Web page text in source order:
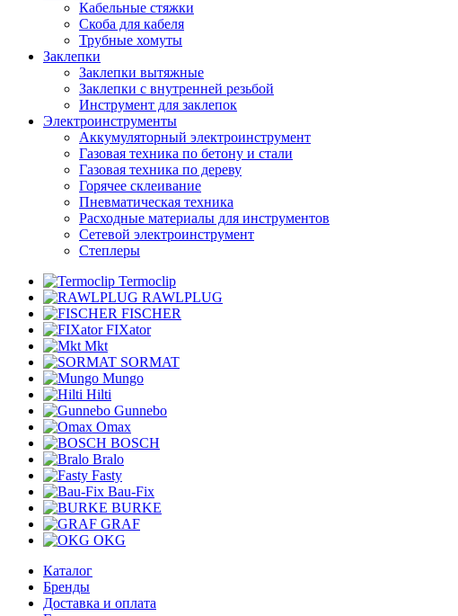
Кабельные стяжки
Скоба для кабеля
Трубные хомуты
Заклепки
Заклепки вытяжные
Заклепки с внутренней резьбой
Инструмент для заклепок
Электроинструменты
Аккумуляторный электроинструмент
Газовая техника по бетону и стали
Газовая техника по дереву
Горячее склеивание
Пневматическая техника
Расходные материалы для инструментов
Сетевой электроинструмент
Степлеры
Termoclip
RAWLPLUG
FISCHER
FIXator
Mkt
SORMAT
Mungo
Hilti
Gunnebo
Omax
BOSCH
Bralo
Fasty
Bau-Fix
BURKE
GRAF
OKG
Каталог
Бренды
Доставка и оплата